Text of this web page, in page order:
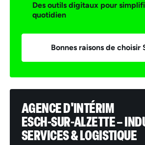
Des outils digitaux pour
quotidien
Bonnes raisons de choisir
AGENCE D'INTÉRIM
ESCH-SUR-ALZETTE –
SERVICES & LOGISTIQUE